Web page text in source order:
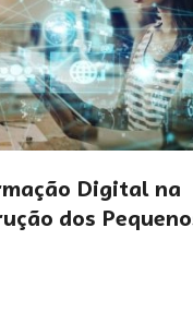
Digital na
dos